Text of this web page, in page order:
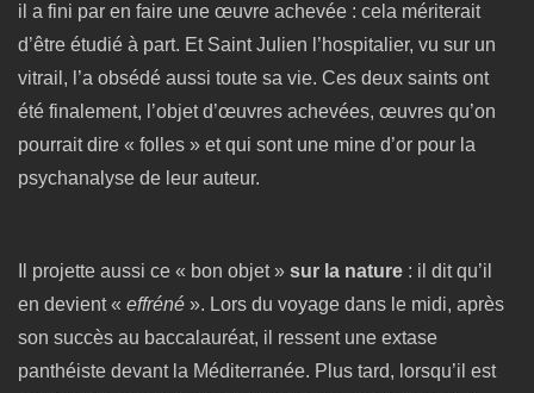
il a fini par en faire une œuvre achevée : cela mériterait
d’être étudié à part. Et Saint Julien l’hospitalier, vu sur un
vitrail, l’a obsédé aussi toute sa vie. Ces deux saints ont
été finalement, l’objet d’œuvres achevées, œuvres qu’on
pourrait dire « folles » et qui sont une mine d’or pour la
psychanalyse de leur auteur.
Il projette aussi ce « bon objet » sur la nature : il dit qu’il
en devient « effréné ». Lors du voyage dans le midi, après
son succès au baccalauréat, il ressent une extase
panthéiste devant la Méditerranée. Plus tard, lorsqu’il est